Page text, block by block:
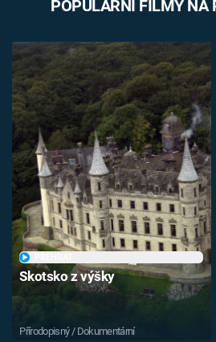
POPULÁRNÍ FILMY NA
Skotsko z výšky
Přírodopisný / Dokumentární